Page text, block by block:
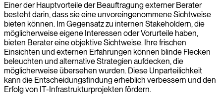
Einer der Hauptvorteile der Beauftragung externer Berater
besteht darin, dass sie eine unvoreingenommene Sichtweise
bieten können. Im Gegensatz zu internen Stakeholdern, die
möglicherweise eigene Interessen oder Vorurteile haben,
bieten Berater eine objektive Sichtweise. Ihre frischen
Einsichten und externen Erfahrungen können blinde Flecken
beleuchten und alternative Strategien aufdecken, die
möglicherweise übersehen wurden. Diese Unparteilichkeit
kann die Entscheidungsfindung erheblich verbessern und den
Erfolg von IT-Infrastrukturprojekten fördern.